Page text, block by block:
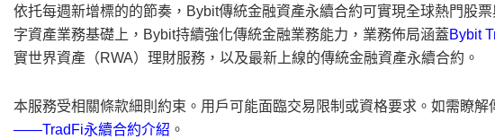
依托每週新增標的的節奏，Bybit傳統金融資產永續合約可實現全球熱門股
字資產業務基礎上，Bybit持續強化傳統金融業務能力，業務佈局涵蓋Bybit
實世界資產（RWA）理財服務，以及最新上線的傳統金融資產永續合約。
本服務受相關條款細則約束。用戶可能面臨交易限制或資格要求。如需瞭解
——TradFi永續合約介紹 。